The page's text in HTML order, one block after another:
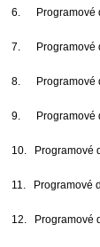
6. Programové
7. Programové
8. Programové
9. Programové
10. Programové
11. Programové
12. Programové